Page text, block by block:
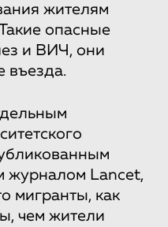
жителям
опасные
и ВИЧ, они
въезда.
журналом Lancet,
мигранты, как
чем жители